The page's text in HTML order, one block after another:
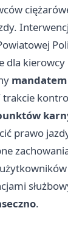
dla kierowcy
mandatem
trakcie
prawo
.